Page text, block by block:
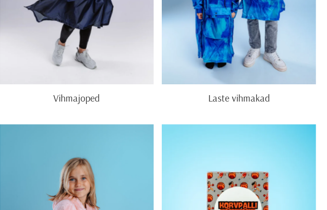
Vihmajoped Laste vihmakad